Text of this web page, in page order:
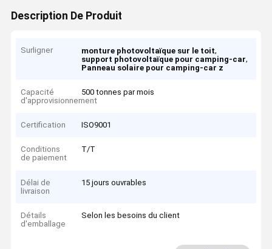
Description De Produit
Surligner monture photovoltaïque sur le toit,
support photovoltaïque pour camping-car,
Panneau solaire pour camping-car z
Capacité
d'approvisionnement
500 tonnes par mois
Certification ISO9001
Conditions
de paiement
T/T
Délai de
livraison
15 jours ouvrables
Détails
d'emballage
Selon les besoins du client